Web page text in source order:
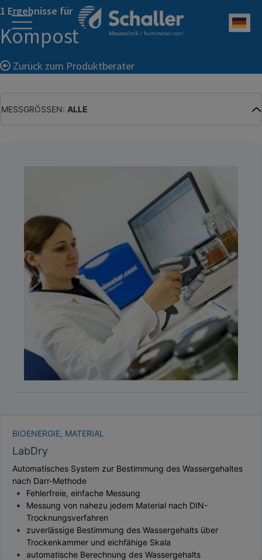
1 Ergebnisse für
Kompost
Zurück zum Produktberater
MESSGRÖSSEN: ALLE
GLEICHGEWICHTSFEUCHTE
WASSERAKTIVITÄT
TROCKENSUBSTANZ
HEKTOLITERGEWICHT
TAUPUNKT
SCHÜTTDICHTE
BIOENERGIE, MATERIAL
LabDry
Automatisches System zur Bestimmung des Wassergehaltes
nach Darr-Methode
Fehlerfreie, einfache Messung
Messung von nahezu jedem Material nach DIN-
Trocknungsverfahren
zuverlässige Bestimmung des Wassergehalts über
Trockenkammer und eichfähige Skala
automatische Berechnung des Wassergehalts